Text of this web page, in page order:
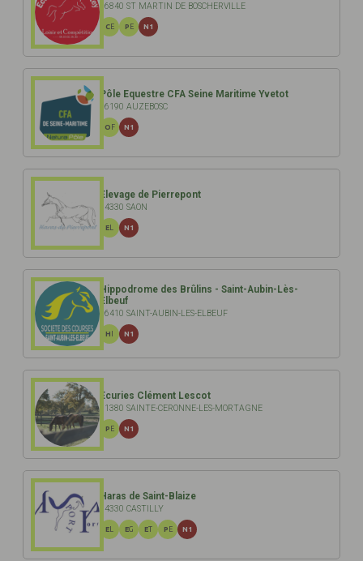
76840 ST MARTIN DE BOSCHERVILLE
CE PE N1
Pôle Equestre CFA Seine Maritime Yvetot
76190 AUZEBOSC
OF N1
Elevage de Pierrepont
14330 SAON
EL N1
Hippodrome des Brûlins - Saint-Aubin-Lès-
Elbeuf
76410 SAINT-AUBIN-LES-ELBEUF
N1
Ecuries Clément Lescot
61380 SAINTE-CERONNE-LES-MORTAGNE
PE N1
Haras de Saint-Blaize
14330 CASTILLY
EL EG ET PE N1